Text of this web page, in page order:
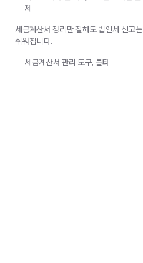
제
세금계산서 정리만 잘해도 법인세 신고는
쉬워집니다.
세금계산서 관리 도구, 볼타